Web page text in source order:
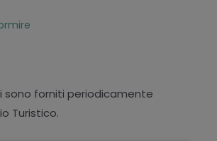
sono forniti periodicamente
Turistico.